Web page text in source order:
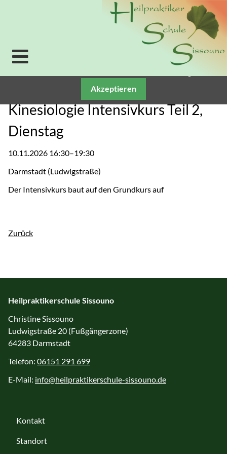
Kinesiologie Intensivkurs Teil 2,
Dienstag
10.11.2026 16:30–19:30
Darmstadt (Ludwigstraße)
Der Intensivkurs baut auf den Grundkurs auf
Zurück
Heilpraktikerschule Sissouno
Christine Sissouno
Ludwigstraße 20 (Fußgängerzone)
64283 Darmstadt
Telefon: 06151 291 699
E-Mail: info@heilpraktikerschule-sissouno.de
Kontakt
Standort
Verwendung von Cookies: Um unsere Webseite für Sie
optimal zu gestalten und fortlaufend verbessern zu
können, verwenden wir Cookies. Durch die weitere
Nutzung der Webseite stimmen Sie der Verwendung
von Cookies zu. Weitere Informationen zu Cookies
Akzeptieren